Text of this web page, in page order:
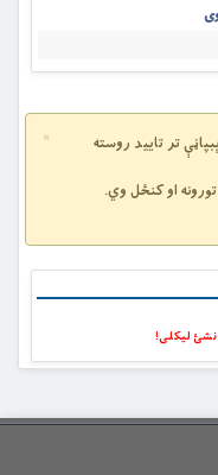
×
تر تایید روسته
او کنځل وي.
لیکلی!